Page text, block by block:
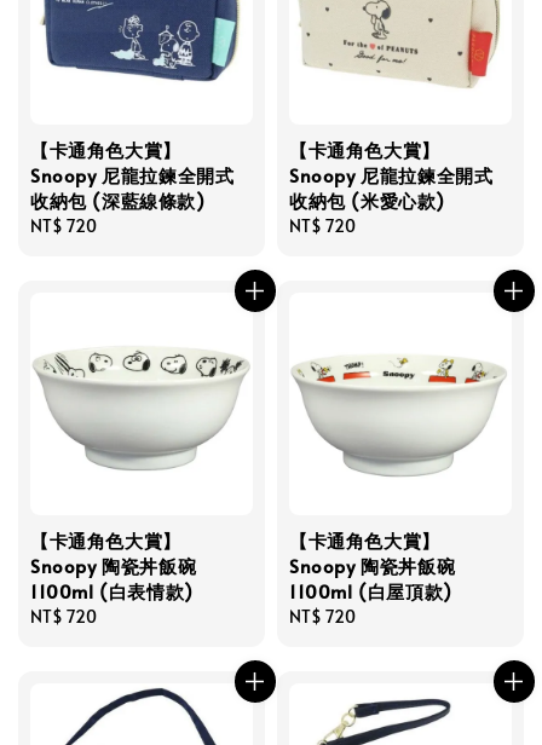
【卡通角色大賞】
Snoopy 尼龍拉鍊全開式
收納包 (深藍線條款)
Regular
NT$ 720
【卡通角色大賞】
Snoopy 尼龍拉鍊全開式
收納包 (米愛心款)
Regular
NT$ 720
【卡通角色大賞】
Snoopy 陶瓷丼飯碗
1100ml (白表情款)
Regular
NT$ 720
【卡通角色大賞】
Snoopy 陶瓷丼飯碗
1100ml (白屋頂款)
Regular
NT$ 720